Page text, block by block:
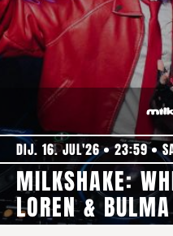
DIJ. 16. JUL'26 23:59
MILKSHAKE:
LOREN &